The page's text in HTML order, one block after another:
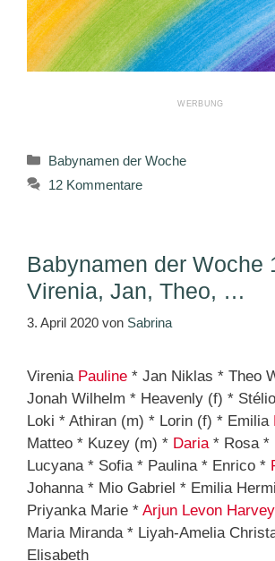
Kategorien
Babynamen der Woche
12 Kommentare
Babynamen der Woche
Virenia, Jan, Theo, …
3. April 2020 von Sabrina
Virenia Pauline * Jan Niklas * Theo
Jonah Wilhelm * Heavenly (f) *
Loki * Athiran (m) * Lorin (f) * Emilia
Matteo * Kuzey (m) * Daria* Rosa *
Lucyana * Sofia * Paulina * Enrico *
Johanna * Mio Gabriel * Emilia
Priyanka Marie * Arjun Levon Harvey
Maria Miranda * Liyah-Amelia
Elisabeth